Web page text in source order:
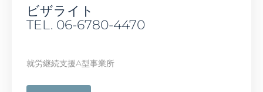
ビザライト
TEL. 06-6780-4470
就労継続支援A型事業所